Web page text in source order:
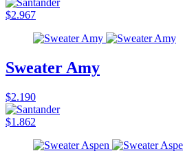
$2.967
Sweater Amy
$2.190
$1.862